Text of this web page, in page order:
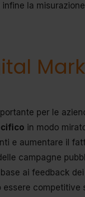
la
per le
in modo
e aumentare il
campagne
ai feedback
essere